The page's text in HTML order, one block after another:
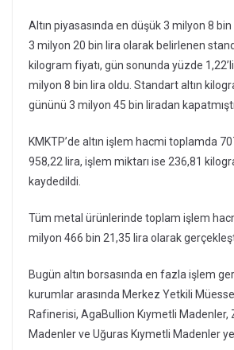
Altın piyasasında en düşük 3 milyon 8
3 milyon 20 bin lira olarak belirlenen
kilogram fiyatı, gün sonunda yüzde
milyon 8 bin lira oldu. Standart altın
gününü 3 milyon 45 bin liradan kapatmıştı.
KMKTP’de altın işlem hacmi toplamda
958,22 lira, işlem miktarı ise 236,81
kaydedildi.
Tüm metal ürünlerinde toplam işlem
milyon 466 bin 21,35 lira olarak
Bugün altın borsasında en fazla işlem
kurumlar arasında Merkez Yetkili
Rafinerisi, AgaBullion Kıymetli Madenler,
Madenler ve Uğuras Kıymetli Madenler